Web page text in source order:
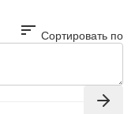
sort Сортировать по